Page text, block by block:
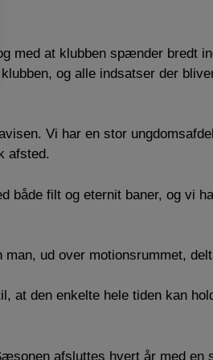
med at klubben spænder bredt
og alle indsatser der
Vi har en stor
afsted.
både filt og eternit baner, og vi
ud over motionsrummet,
at den enkelte hele tiden kan
afsluttes hvert år med en